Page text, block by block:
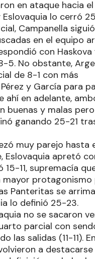
en ataque hacia el
lo cerró
Campanella
en el equipo
con Haskova
5. No obstante,
de 8-1 con más
y García para
ahí en adelante,
buenas y malas pero
ganando 25-21
muy parejo hasta
Eslovaquia apretó
15-11, supremacía
mayor protagonismo
Panteritas se
lo definió 25-23.
no se sacaron
parcial con
las salidas (11-11).
a